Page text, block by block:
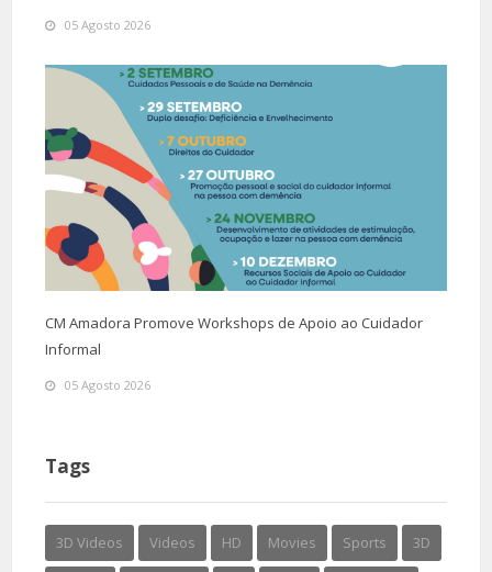
05 Agosto 2026
CM Amadora Promove Workshops de Apoio ao Cuidador
Informal
05 Agosto 2026
Tags
3D Videos Videos HD Movies Sports 3D